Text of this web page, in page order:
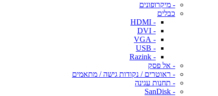
- מיקרופונים
כבלים
- HDMI
- DVI
- VGA
- USB
- Razink
- אל פסק
- ראוטרים / נקודות גישה / מתאמים
- תחנות עגינה
- SanDisk